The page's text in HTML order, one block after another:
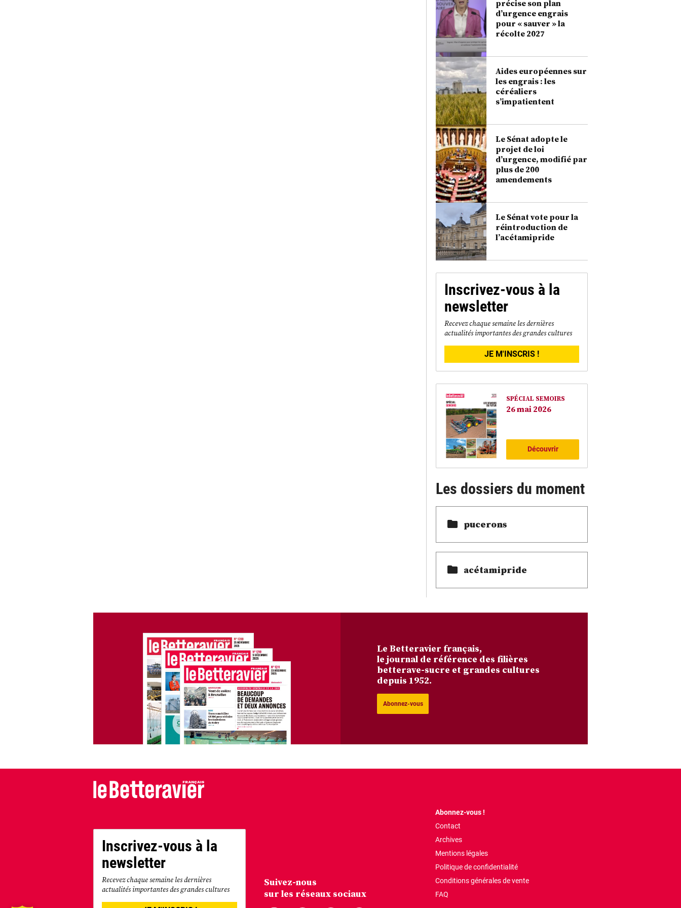
précise son plan
d’urgence engrais
pour « sauver » la
récolte 2027
Aides européennes sur
les engrais : les
céréaliers
s’impatientent
Le Sénat adopte le
projet de loi
d’urgence, modifié par
plus de 200
amendements
Le Sénat vote pour la
réintroduction de
l’acétamipride
Inscrivez-vous à la
newsletter
Recevez chaque semaine les dernières
actualités importantes des grandes cultures
JE M'INSCRIS !
SPÉCIAL SEMOIRS
26 mai 2026
Découvrir
Les dossiers du moment
pucerons
acétamipride
Le Betteravier français,
le journal de référence des filières
betterave-sucre et grandes cultures
depuis 1952.
Abonnez-vous
Inscrivez-vous à la
newsletter
Recevez chaque semaine les dernières
actualités importantes des grandes cultures
Suivez-nous
sur les réseaux sociaux
Abonnez-vous !
Contact
Archives
Mentions légales
Politique de confidentialité
Conditions générales de vente
FAQ